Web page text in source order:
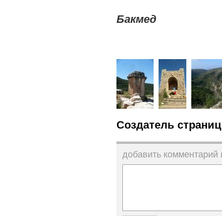
Бакмед
Создатель
добавить